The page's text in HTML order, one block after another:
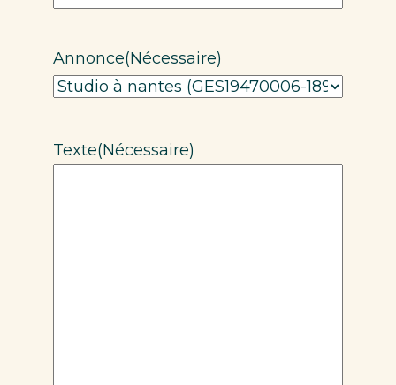
Annonce(Nécessaire)
Texte(Nécessaire)